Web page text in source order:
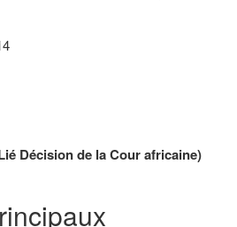
Décision de la Cour africaine)